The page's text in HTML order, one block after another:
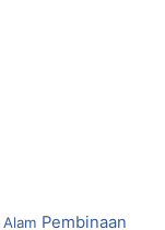
Alam Pembinaan